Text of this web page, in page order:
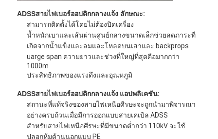
สินค้า
เกี่ยวกับเรา
ADSSสายไฟเบอร์ออปติกกลางแจ้ง ลักษณะ:
สามารถติดตั้งได้โดยไม่ต้องปิดเครื่อง
น้ำหนักเบาและเส้นผ่านศูนย์กลางขนาดเล็กช่วยลดภาระที่
เกิดจากน้ำแข็งและลมและโหลดบนเสาและ backprops
uarge span ความยาวและช่วงที่ใหญ่ที่สุดคือมากกว่า
1000m
ประสิทธิภาพของแรงดึงและอุณหภูมิ
ADSSสายไฟเบอร์ออปติกกลางแจ้ง แอปพลิเคชัน:
สถานะที่แท้จริงของสายไฟเหนือศีรษะจะถูกนำมาพิจารณา
อย่างครบถ้วนเมื่อมีการออกแบบสายเคเบิล ADSS
สำหรับสายไฟเหนือศีรษะที่มีขนาดต่ำกว่า 110kV จะใช้
ปลอกหุ้มด้านนอกแบบ PE